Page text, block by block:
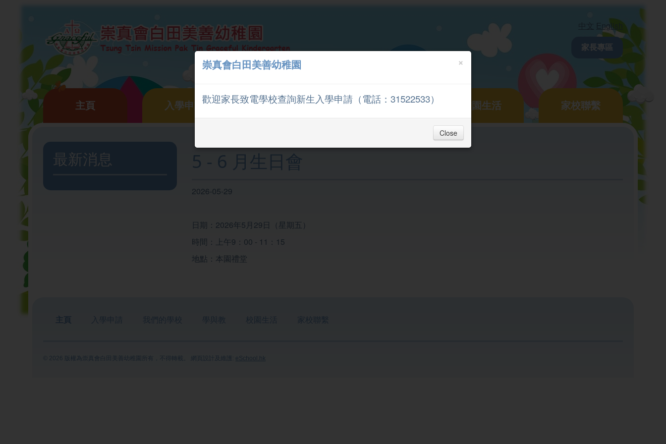
×
崇真會白田美善幼稚園
歡迎家長致電學校查詢新生入學申請（電話：31522533）
Close
English
家長專區
主頁 入學申請 我們的學校 學與教 校園生活 家校聯繫
最新消息 5 - 6 月生日會
2026-05-29
日期：2026年5月29日（星期五）
時間：上午9：00 - 11：15
地點：本園禮堂
主頁 入學申請 我們的學校 學與教 校園生活 家校聯繫
© 2026 版權為崇真會白田美善幼稚園所有，不得轉載。 網頁設計及維護: eSchool.hk